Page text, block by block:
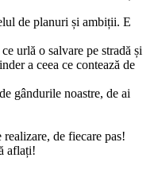
de planuri și ambiții. E
urlă o salvare pe stradă și
a ceea ce contează de
gândurile noastre, de ai
de fiecare pas!
aflați!